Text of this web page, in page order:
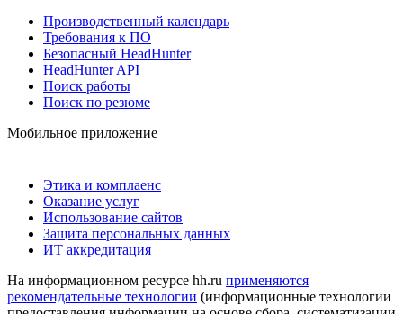
Производственный календарь
Требования к ПО
Безопасный HeadHunter
HeadHunter API
Поиск работы
Поиск по резюме
Мобильное приложение
Этика и комплаенс
Оказание услуг
Использование сайтов
Защита персональных данных
ИТ аккредитация
На информационном ресурсе hh.ru применяются
рекомендательные технологии (информационные технологии